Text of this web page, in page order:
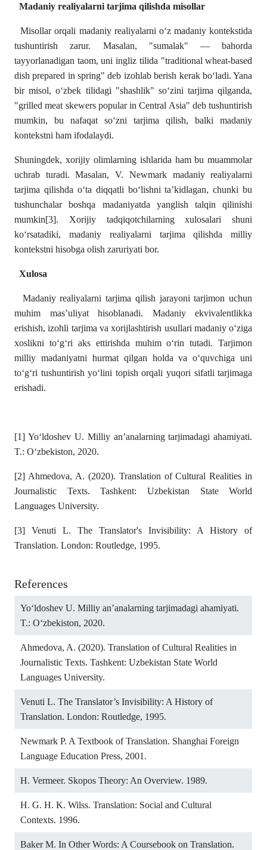
Madaniy realiyalarni tarjima qilishda misollar
Misollar orqali madaniy realiyalarni o‘z madaniy kontekstida
tushuntirish zarur. Masalan, "sumalak" — bahorda
tayyorlanadigan taom, uni ingliz tilida "traditional wheat-based
dish prepared in spring" deb izohlab berish kerak bo‘ladi. Yana
bir misol, o‘zbek tilidagi "shashlik" so‘zini tarjima qilganda,
"grilled meat skewers popular in Central Asia" deb tushuntirish
mumkin, bu nafaqat so‘zni tarjima qilish, balki madaniy
kontekstni ham ifodalaydi.
Shuningdek, xorijiy olimlarning ishlarida ham bu muammolar
uchrab turadi. Masalan, V. Newmark madaniy realiyalarni
tarjima qilishda o‘ta diqqatli bo‘lishni ta’kidlagan, chunki bu
tushunchalar boshqa madaniyatda yanglish talqin qilinishi
mumkin[3]. Xorijiy tadqiqotchilarning xulosalari shuni
ko‘rsatadiki, madaniy realiyalarni tarjima qilishda milliy
kontekstni hisobga olish zaruriyati bor.
Xulosa
Madaniy realiyalarni tarjima qilish jarayoni tarjimon uchun
muhim mas’uliyat hisoblanadi. Madaniy ekvivalentlikka
erishish, izohli tarjima va xorijlashtirish usullari madaniy o‘ziga
xoslikni to‘g‘ri aks ettirishda muhim o‘rin tutadi. Tarjimon
milliy madaniyatni hurmat qilgan holda va o‘quvchiga uni
to‘g‘ri tushuntirish yo‘lini topish orqali yuqori sifatli tarjimaga
erishadi.
[1] Yo‘ldoshev U. Milliy an’analarning tarjimadagi ahamiyati.
T.: O‘zbekiston, 2020.
[2] Ahmedova, A. (2020). Translation of Cultural Realities in
Journalistic Texts. Tashkent: Uzbekistan State World
Languages University.
[3] Venuti L. The Translator's Invisibility: A History of
Translation. London: Routledge, 1995.
References
Yo‘ldoshev U. Milliy an’analarning tarjimadagi ahamiyati.
T.: O‘zbekiston, 2020.
Ahmedova, A. (2020). Translation of Cultural Realities in
Journalistic Texts. Tashkent: Uzbekistan State World
Languages University.
Venuti L. The Translator’s Invisibility: A History of
Translation. London: Routledge, 1995.
Newmark P. A Textbook of Translation. Shanghai Foreign
Language Education Press, 2001.
H. Vermeer. Skopos Theory: An Overview. 1989.
H. G. H. K. Wilss. Translation: Social and Cultural
Contexts. 1996.
Baker M. In Other Words: A Coursebook on Translation.